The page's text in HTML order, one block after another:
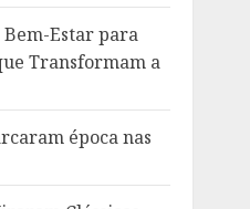
Estar para
Transformam a
época nas